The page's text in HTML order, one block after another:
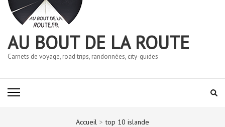
AU BOUT DE LA ROUTE
Carnets de voyage, road trips, randonnées, city-guides
Accueil > top 10 islande